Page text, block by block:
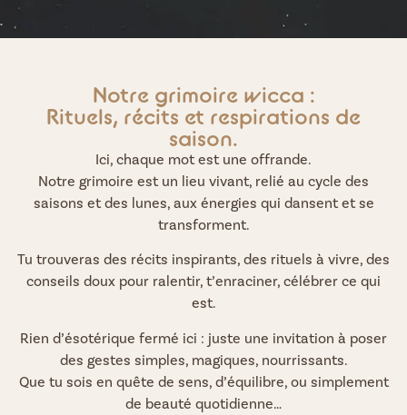
Notre grimoire wicca :
Rituels, récits et respirations de
saison.
Ici, chaque mot est une offrande.
Notre grimoire est un lieu vivant, relié au cycle des
saisons et des lunes, aux énergies qui dansent et se
transforment.
Tu trouveras des récits inspirants, des rituels à vivre, des
conseils doux pour ralentir, t’enraciner, célébrer ce qui
est.
Rien d’ésotérique fermé ici : juste une invitation à poser
des gestes simples, magiques, nourrissants.
Que tu sois en quête de sens, d’équilibre, ou simplement
de beauté quotidienne…